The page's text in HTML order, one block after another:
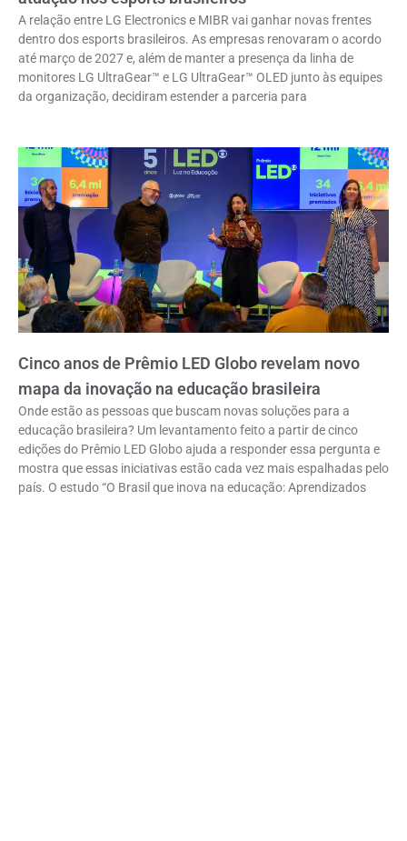
A relação entre LG Electronics e MIBR vai ganhar novas frentes
dentro dos esports brasileiros. As empresas renovaram o acordo
até março de 2027 e, além de manter a presença da linha de
monitores LG UltraGear™ e LG UltraGear™ OLED junto às equipes
da organização, decidiram estender a parceria para
Cinco anos de Prêmio LED Globo revelam novo
mapa da inovação na educação brasileira
Onde estão as pessoas que buscam novas soluções para a
educação brasileira? Um levantamento feito a partir de cinco
edições do Prêmio LED Globo ajuda a responder essa pergunta e
mostra que essas iniciativas estão cada vez mais espalhadas pelo
país. O estudo “O Brasil que inova na educação: Aprendizados